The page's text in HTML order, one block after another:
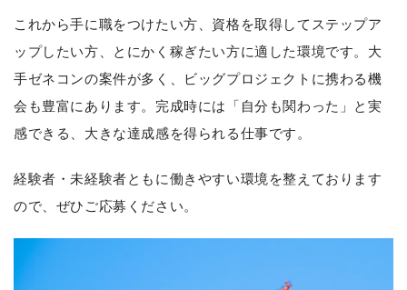
これから手に職をつけたい方、資格を取得してステップア
ップしたい方、とにかく稼ぎたい方に適した環境です。大
手ゼネコンの案件が多く、ビッグプロジェクトに携わる機
会も豊富にあります。完成時には「自分も関わった」と実
感できる、大きな達成感を得られる仕事です。
経験者・未経験者ともに働きやすい環境を整えております
ので、ぜひご応募ください。